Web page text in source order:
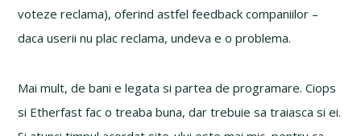
voteze reclama), oferind astfel feedback companiilor –
daca userii nu plac reclama, undeva e o problema.
Mai mult, de bani e legata si partea de programare. Ciops
si Etherfast fac o treaba buna, dar trebuie sa traiasca si ei.